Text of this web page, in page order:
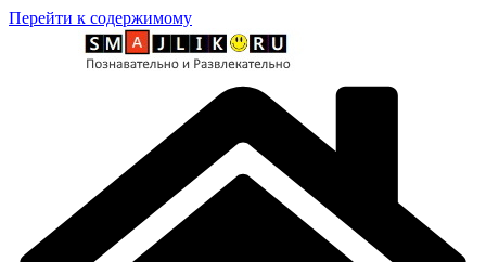
Перейти к содержимому